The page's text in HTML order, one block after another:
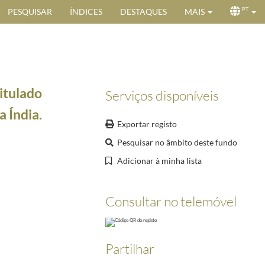
PESQUISAR ÍNDICES DESTAQUES MAIS PT
Aga Khan e uma brochura sobre a atividade da Rede Aga Khan para o
Serviços disponíveis
Exportar registo
Pesquisar no âmbito deste fundo
Adicionar à minha lista
Consultar no telemóvel
Partilhar
Índia.